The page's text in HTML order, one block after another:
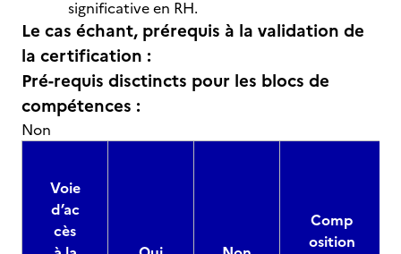
significative en RH.
Le cas échant, prérequis à la validation de
la certification :
Pré-requis disctincts pour les blocs de
compétences :
Non
Voie
d’ac
cès
Comp
osition